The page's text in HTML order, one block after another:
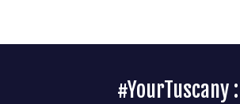
#YourTuscany :